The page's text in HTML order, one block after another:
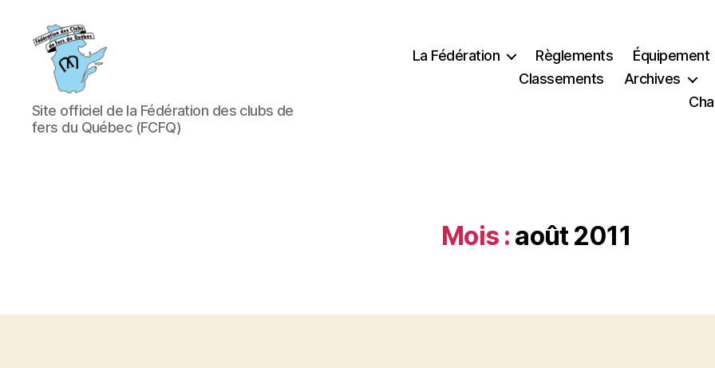
Fédération
des
clubs
Site officiel de la Fédération des clubs de
fers du Québec (FCFQ)
La Fédération Règlements Équipement
Classements
Archives
Mois : août 2011